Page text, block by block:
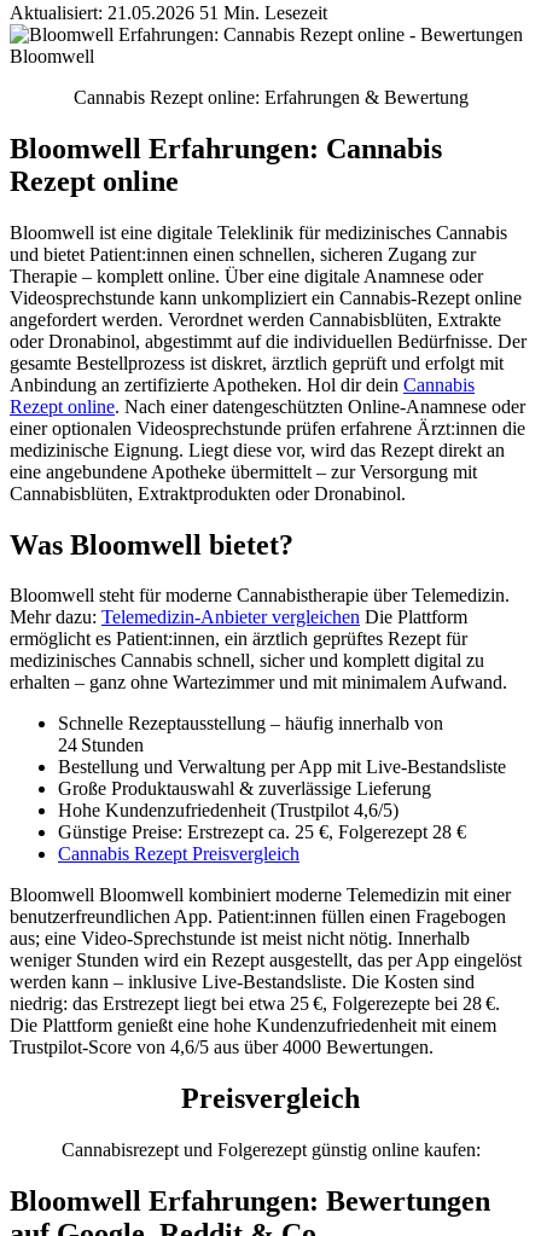
Aktualisiert: 21.05.2026 51 Min. Lesezeit
Bloomwell
Cannabis Rezept online: Erfahrungen & Bewertung
Bloomwell Erfahrungen: Cannabis
Rezept online
Bloomwell ist eine digitale Teleklinik für medizinisches Cannabis
und bietet Patient:innen einen schnellen, sicheren Zugang zur
Therapie – komplett online. Über eine digitale Anamnese oder
Videosprechstunde kann unkompliziert ein Cannabis-Rezept online
angefordert werden. Verordnet werden Cannabisblüten, Extrakte
oder Dronabinol, abgestimmt auf die individuellen Bedürfnisse. Der
gesamte Bestellprozess ist diskret, ärztlich geprüft und erfolgt mit
Anbindung an zertifizierte Apotheken. Hol dir dein Cannabis
Rezept online. Nach einer datengeschützten Online-Anamnese oder
einer optionalen Videosprechstunde prüfen erfahrene Ärzt:innen die
medizinische Eignung. Liegt diese vor, wird das Rezept direkt an
eine angebundene Apotheke übermittelt – zur Versorgung mit
Cannabisblüten, Extraktprodukten oder Dronabinol.
Was Bloomwell bietet?
Bloomwell steht für moderne Cannabistherapie über Telemedizin.
Mehr dazu: Telemedizin-Anbieter vergleichen Die Plattform
ermöglicht es Patient:innen, ein ärztlich geprüftes Rezept für
medizinisches Cannabis schnell, sicher und komplett digital zu
erhalten – ganz ohne Wartezimmer und mit minimalem Aufwand.
Schnelle Rezeptausstellung – häufig innerhalb von
24 Stunden
Bestellung und Verwaltung per App mit Live‑Bestandsliste
Große Produktauswahl & zuverlässige Lieferung
Hohe Kundenzufriedenheit (Trustpilot 4,6/5)
Günstige Preise: Erstrezept ca. 25 €, Folgerezept 28 €
Cannabis Rezept Preisvergleich
Bloomwell Bloomwell kombiniert moderne Telemedizin mit einer
benutzerfreundlichen App. Patient:innen füllen einen Fragebogen
aus; eine Video‑Sprechstunde ist meist nicht nötig. Innerhalb
weniger Stunden wird ein Rezept ausgestellt, das per App eingelöst
werden kann – inklusive Live‑Bestandsliste. Die Kosten sind
niedrig: das Erstrezept liegt bei etwa 25 €, Folgerezepte bei 28 €.
Die Plattform genießt eine hohe Kundenzufriedenheit mit einem
Trustpilot‑Score von 4,6/5 aus über 4000 Bewertungen.
Preisvergleich
Cannabisrezept und Folgerezept günstig online kaufen:
Bloomwell Erfahrungen: Bewertungen